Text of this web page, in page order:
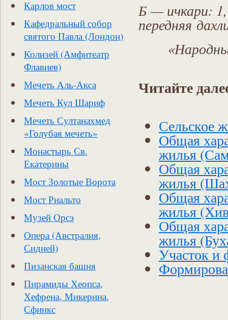
Карлов мост
Кафедральный собор
святого Павла (Лондон)
Колизей (Амфитеатр
Флавиев)
Мечеть Аль-Акса
Мечеть Кул Шариф
Мечеть Султанахмед
«Голубая мечеть»
Монастырь Св.
Екатерины
Мост Золотые Ворота
Мост Риальто
Музей Орсэ
Опера (Австралия,
Сидней)
Пизанская башня
Пирамиды Хеопса,
Хефрена, Микерина,
Сфинкс
Б — ичкари:
передняя
Читайте
Сельское
Общая
жилья
Общая
жилья
Общая
жилья
Общая
жилья
Участок и